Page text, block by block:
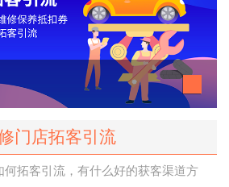
门店拓客引流
何拓客引流，有什么好的获客渠道方